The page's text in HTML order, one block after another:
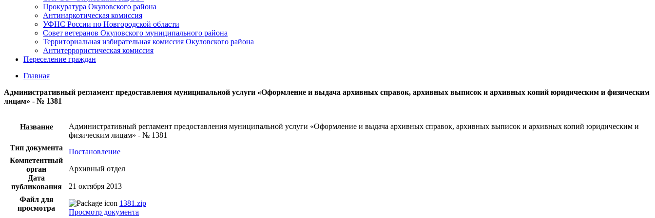
Прокуратура Окуловского района
Антинаркотическая комиссия
УФНС России по Новгородской области
Совет ветеранов Окуловского муниципального района
Территориальная избирательная комиссия Окуловского района
Антитеррористическая комиссия
Переселение граждан
Главная
Административный регламент предоставления муниципальной услуги «Оформление и выдача архивных справок, архивных выписок и архивных копий юридическим и физическим
лицам» - № 1381
Название
Административный регламент предоставления муниципальной услуги «Оформление и выдача архивных справок, архивных выписок и архивных копий юридическим и
физическим лицам» - № 1381
Тип документа
Постановление
Компетентный
орган
Архивный отдел
Дата
публикования
21 октября 2013
Файл для
просмотра
1381.zip
Просмотр документа